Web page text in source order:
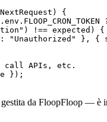
{
!== expected) {
"Unauthorized" }, {
call APIs, etc.
});
gestita da FloopFloop — è